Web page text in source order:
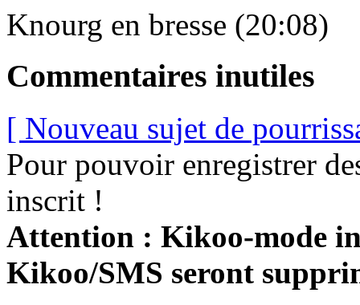
Knourg en bresse (20:08)
Commentaires inutiles
[ Nouveau sujet de
Pour pouvoir enregistrer
inscrit !
Attention : Kikoo-mode
Kikoo/SMS seront